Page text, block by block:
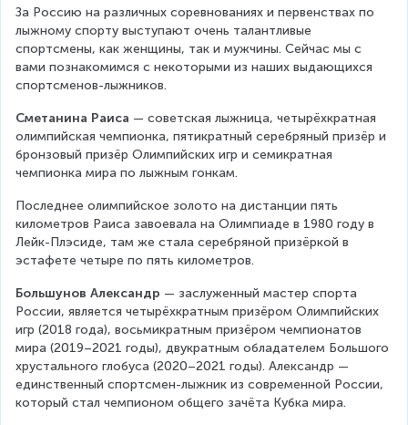
За Россию на различных соревнованиях и первенствах по
лыжному спорту выступают очень талантливые
спортсмены, как женщины, так и мужчины. Сейчас мы с
вами познакомимся с некоторыми из наших выдающихся
спортсменов-лыжников.
Сметанина Раиса — советская лыжница, четырёхкратная
олимпийская чемпионка, пятикратный серебряный призёр и
бронзовый призёр Олимпийских игр и семикратная
чемпионка мира по лыжным гонкам.
Последнее олимпийское золото на дистанции пять
километров Раиса завоевала на Олимпиаде в 1980 году в
Лейк-Плэсиде, там же стала серебряной призёркой в
эстафете четыре по пять километров.
Большунов Александр — заслуженный мастер спорта
России, является четырёхкратным призёром Олимпийских
игр (2018 года), восьмикратным призёром чемпионатов
мира (2019–2021 годы), двукратным обладателем Большого
хрустального глобуса (2020–2021 годы). Александр —
единственный спортсмен-лыжник из современной России,
который стал чемпионом общего зачёта Кубка мира.